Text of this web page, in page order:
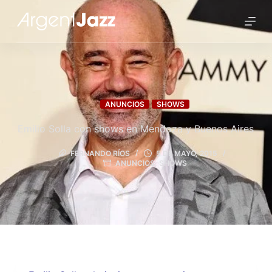
ANUNCIOS SHOWS
Emilio Solla con shows en Mendoza y Buenos Aires
FERNANDO RÍOS
5 DE MAYO, 2015
ANUNCIOS, SHOWS